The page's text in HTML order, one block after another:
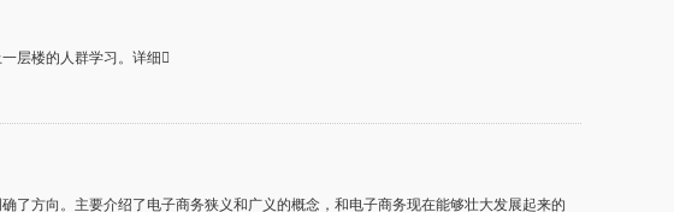
层楼的人群学习。详细
了方向。主要介绍了电子商务狭义和广义的概念，和电子商务现在能够壮大发展起来的